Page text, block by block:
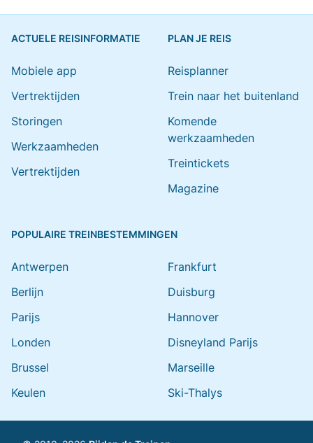
ACTUELE REISINFORMATIE
Mobiele app
Vertrektijden
Storingen
Werkzaamheden
Vertrektijden
PLAN JE REIS
Reisplanner
Trein naar het buitenland
Komende
werkzaamheden
Treintickets
Magazine
POPULAIRE TREINBESTEMMINGEN
Antwerpen
Berlijn
Parijs
Londen
Brussel
Keulen
Frankfurt
Duisburg
Hannover
Disneyland Parijs
Marseille
Ski-Thalys